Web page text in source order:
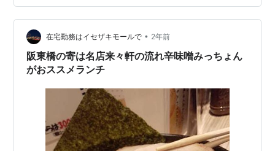
ホコ、旨さに涙ちょちょぎれ。 始まりは精肉店 " 庄助 "
、入り口で揚げたてを持ち帰りで販売。 中学生の頃、少
な… 在宅勤務はイセザキモールで • 2年前
阪東橋の寄は名店来々軒の流れ辛味噌みっちょん
がおススメランチ